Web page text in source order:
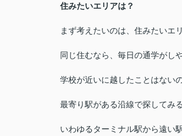
住みたいエリアは？
まず考えたいのは、住みたいエリ
同じ住むなら、毎日の通学がし
学校が近いに越したことはない
最寄り駅がある沿線で探してみ
いわゆるターミナル駅から遠い